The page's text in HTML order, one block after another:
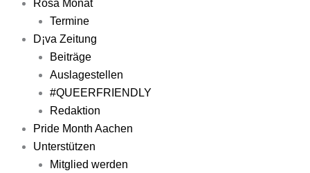
Rosa Monat
Termine
D¡va Zeitung
Beiträge
Auslagestellen
#QUEERFRIENDLY
Redaktion
Pride Month Aachen
Unterstützen
Mitglied werden